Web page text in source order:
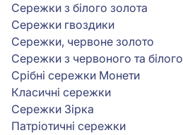
Сережки з білого золота
Сережки гвоздики
Сережки, червоне золото
Сережки з червоного та
Срібні сережки Монети
Класичні сережки
Сережки Зірка
Патріотичні сережки